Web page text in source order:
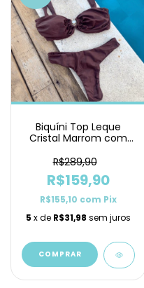
Biquíni Top Leque
Cristal Marrom com
R$289,90
R$159,90
R$155,10 com Pix
5 x de R$31,98 sem juros
COMPRAR